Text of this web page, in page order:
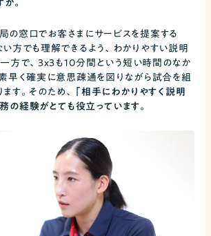
。
の窓口でお客さまにサービスを提案する
方でも理解できるよう、わかりやすい説明
一方で、3x3も10分間という短い時間のなか
早く確実に意思疎通を図りながら試合を組
す。そのため、
「相手にわかりやすく説明
の経験がとても役立っています。